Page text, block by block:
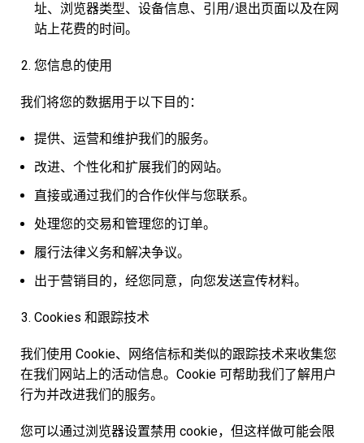
址、浏览器类型、设备信息、引用/退出页面以及在网
站上花费的时间。
您信息的使用
我们将您的数据用于以下目的：
提供、运营和维护我们的服务。
改进、个性化和扩展我们的网站。
直接或通过我们的合作伙伴与您联系。
处理您的交易和管理您的订单。
履行法律义务和解决争议。
出于营销目的，经您同意，向您发送宣传材料。
Cookies 和跟踪技术
我们使用 Cookie、网络信标和类似的跟踪技术来收集您
在我们网站上的活动信息。Cookie 可帮助我们了解用户
行为并改进我们的服务。
您可以通过浏览器设置禁用 cookie，但这样做可能会限